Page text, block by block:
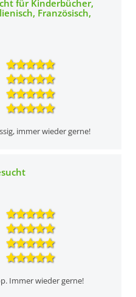
für Kinderbücher,
Französisch,
immer wieder gerne!
Immer wieder gerne!